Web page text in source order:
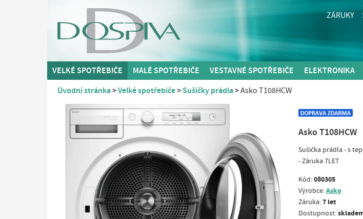
ZÁRUKY
VELKÉ SPOTŘEBIČE MALÉ SPOTŘEBIČE VESTAVNÉ SPOTŘEBIČE ELEKTRONIKA
Úvodní stránka Velké spotřebiče Sušičky prádla Asko T108HCW
Asko T108HCW
Sušička prádla - s
- Záruka 7LET
Kód:080305
Výrobce:Asko
Záruka:7 let
Dostupnost: